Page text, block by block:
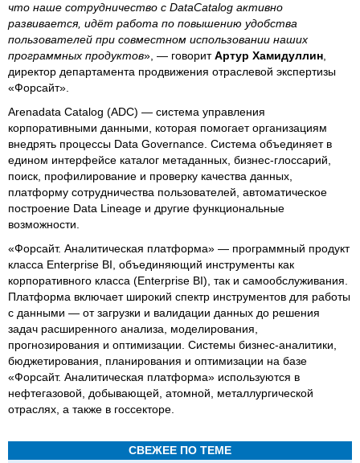
что наше сотрудничество с DataCatalog активно
развивается, идёт работа по повышению удобства
пользователей при совместном использовании наших
программных продуктов», — говоритАртур Хамидуллин
директор департамента продвижения отраслевой экспертизы
«Форсайт».
Arenadata Catalog (ADС) — система управления
корпоративными данными, которая помогает организациям
внедрять процессы Data Governance. Система объединяет в
едином интерфейсе каталог метаданных, бизнес-глоссарий,
поиск, профилирование и проверку качества данных,
платформу сотрудничества пользователей, автоматическое
построение Data Lineage и другие функциональные
возможности.
«Форсайт. Аналитическая платформа» — программный продукт
класса Enterprise BI, объединяющий инструменты как
корпоративного класса (Enterprise BI), так и самообслуживания.
Платформа включает широкий спектр инструментов для работы
с данными — от загрузки и валидации данных до решения
задач расширенного анализа, моделирования,
прогнозирования и оптимизации. Системы бизнес-аналитики,
бюджетирования, планирования и оптимизации на базе
«Форсайт. Аналитическая платформа» используются в
нефтегазовой, добывающей, атомной, металлургической
отраслях, а также в госсекторе.
СВЕЖЕЕ ПО ТЕМЕ